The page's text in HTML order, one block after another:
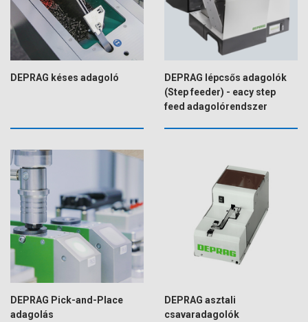
DEPRAG késes adagoló
DEPRAG lépcsős adagolók
(Step feeder) - eacy step
feed adagolórendszer
DEPRAG Pick-and-Place
adagolás
DEPRAG asztali
csavaradagolók